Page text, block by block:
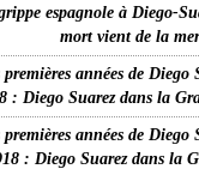
espagnole à Diego-
mort vient de la
premières années de Diego
: Diego Suarez dans la
premières années de Diego
: Diego Suarez dans la